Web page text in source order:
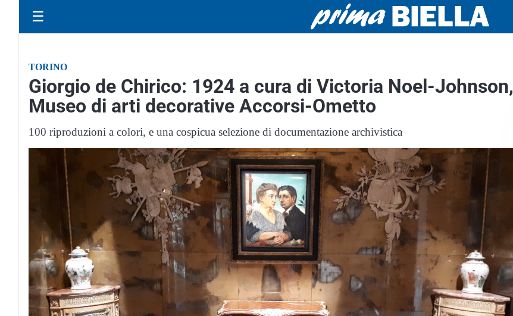
☰
TORINO
Giorgio de Chirico: 1924 a cura di Victoria Noel-Johnson,
Museo di arti decorative Accorsi-Ometto
100 riproduzioni a colori, e una cospicua selezione di documentazione archivistica